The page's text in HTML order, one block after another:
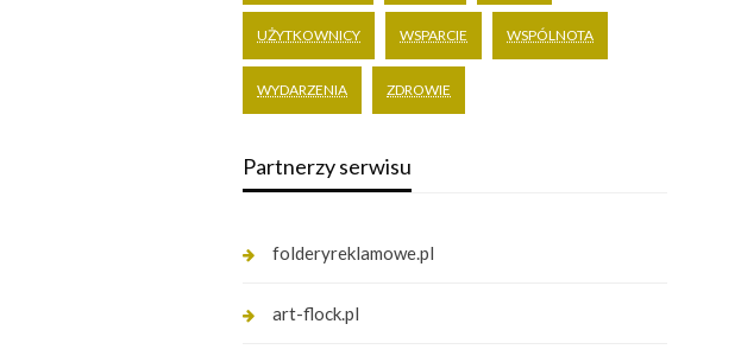
UŻYTKOWNICY WSPARCIE WSPÓLNOTA
WYDARZENIA ZDROWIE
Partnerzy serwisu
folderyreklamowe.pl
art-flock.pl